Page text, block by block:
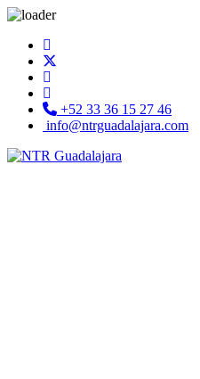
+52 33 36 15 27 46
info@ntrguadalajara.com